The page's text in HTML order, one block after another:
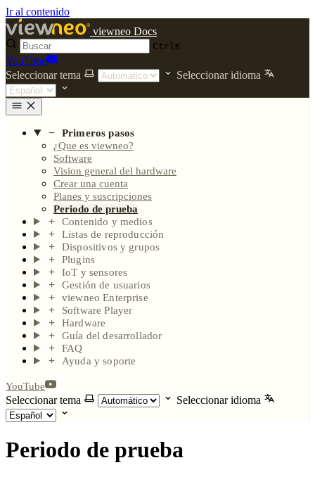
Ir al contenido
viewneo Docs
CtrlK
YouTube
Seleccionar tema
Seleccionar idioma
Primeros pasos
¿Que es viewneo?
Software
Vision general del hardware
Crear una cuenta
Planes y suscripciones
Periodo de prueba
Contenido y medios
Listas de reproducción
Dispositivos y grupos
Plugins
IoT y sensores
Gestión de usuarios
viewneo Enterprise
Software Player
Hardware
Guía del desarrollador
FAQ
Ayuda y soporte
YouTube
Seleccionar tema Seleccionar idioma
Periodo de prueba